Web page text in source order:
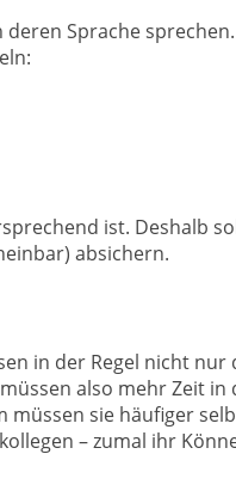
Sprache
ist. Deshalb
absichern.
in der Regel nicht
also mehr Zeit
sie häufiger
– zumal ihr